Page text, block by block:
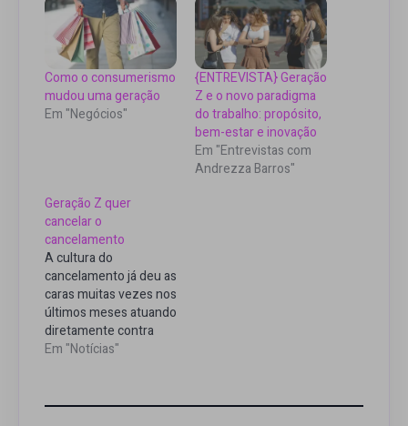
Como o consumerismo
mudou uma geração
Em "Negócios"
{ENTREVISTA} Geração
Z e o novo paradigma
do trabalho: propósito,
bem-estar e inovação
Em "Entrevistas com
Andrezza Barros"
Geração Z quer
cancelar o
cancelamento
A cultura do
cancelamento já deu as
caras muitas vezes nos
últimos meses atuando
diretamente contra
influencers e
considerada recente
Em "Notícias"